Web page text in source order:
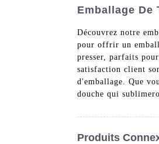
Emballage De
Découvrez notre
pour offrir un
presser, parfaits
satisfaction client
d'emballage. Que
douche qui
Produits